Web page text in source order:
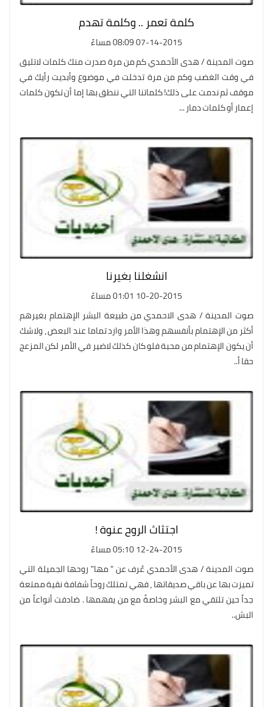
كلمة تعمر .. وكلمة تهدم
07-14-2015 08:09 مساءً
صوت المدينة / هدى الأحمدي كم من مرة صدرت منك كلمات لاتليق
في وقت الغضب وكم من مرة تدخلت في موضوع وأبديت رأيك في
موقف ثم ندمت على ذلك! كلماتنا التي ننطق بها إما أن تكون كلمات
إعمار أو كلمات دمار ...
انشغلنا بغيرنا
10-20-2015 01:01 مساءً
صوت المدينة / هدى الاحمدي من طبيعة البشر الإهتمام بغيرهم
أكثر من الإهتمام بأنفسهم وهذا الأمر وارد تماما عند البعض ، ولاشك
أن يكون الإهتمام من محبة فلو كان كذلك لاضير في الأمر لكن المزعج
حقا أ..
اجتثاث الروح عنوة !
12-24-2015 05:10 مساءً
صوت المدينة / هدى الأحمدي عُرف عن " مها" روحها الجميلة التي
تميزت بها عن باقي صديقاتها ، فهي تمتلك روحاً شفافة نقية ممتعة
جداً حين تلتقي مع البشر وخاصةً مع من يفهمها . صَادفت أنواعاً من
البش..